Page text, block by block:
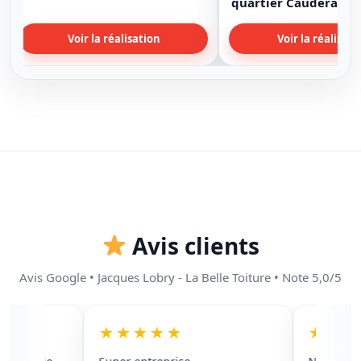
Voir la réalisation Voir la
Avis clients
Avis Google • Jacques Lobry - La Belle Toiture • Note 5,0/5
★★★★★